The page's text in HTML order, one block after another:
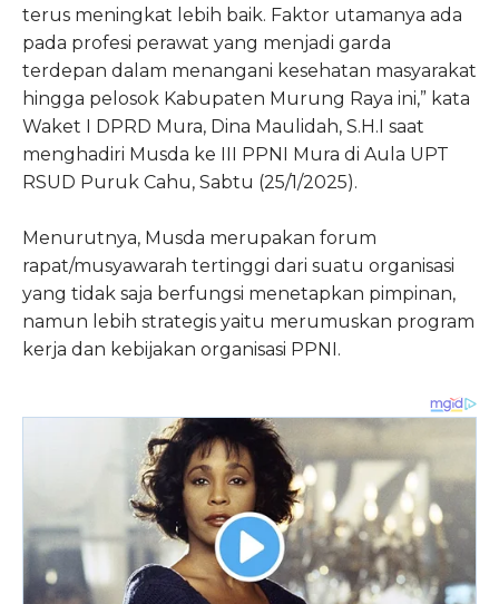
terus meningkat lebih baik. Faktor utamanya ada
pada profesi perawat yang menjadi garda
terdepan dalam menangani kesehatan masyarakat
hingga pelosok Kabupaten Murung Raya ini,” kata
Waket I DPRD Mura, Dina Maulidah, S.H.I saat
menghadiri Musda ke III PPNI Mura di Aula UPT
RSUD Puruk Cahu, Sabtu (25/1/2025).
Menurutnya, Musda merupakan forum
rapat/musyawarah tertinggi dari suatu organisasi
yang tidak saja berfungsi menetapkan pimpinan,
namun lebih strategis yaitu merumuskan program
kerja dan kebijakan organisasi PPNI.